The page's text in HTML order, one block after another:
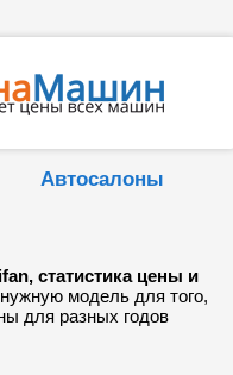
Автосалоны
статистика цены и
модель для того,
для разных годов